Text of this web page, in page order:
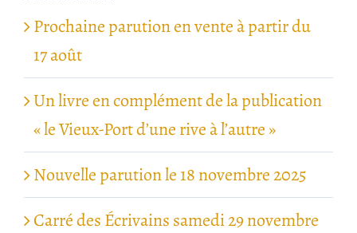
Prochaine parution en vente à partir du
17 août
Un livre en complément de la publication
« le Vieux-Port d’une rive à l’autre »
Nouvelle parution le 18 novembre 2025
Carré des Écrivains samedi 29 novembre